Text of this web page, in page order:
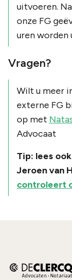
uitvoeren.
onze FG
uren
Vragen?
Wilt u meer
externe FG
op met
Advocaat
Tip: lees
Jeroen van
controleert